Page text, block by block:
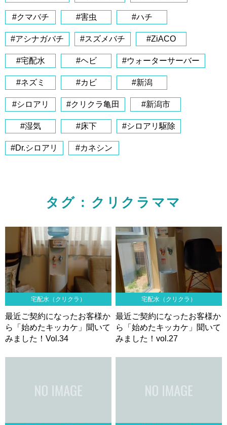
#クマバチ #害虫 #ハチ
#アシナガバチ #スズメバチ #ZiACO
#宅配水 #ヘビ #ウォーターサーバー
#ネズミ #カビ #新潟
#シロアリ #クリクラ亀田 #新潟市
#湿気 #床下 #シロアリ駆除
#Dr.シロアリ #カネシン
タグ : クリクラママ
宅配水（クリクラ）
最近ご契約になったお客様か
ら「始めたキッカケ」聞いて
みました！Vol.34
宅配水（クリクラ）
最近ご契約になったお客様か
ら「始めたキッカケ」聞いて
みました！vol.27